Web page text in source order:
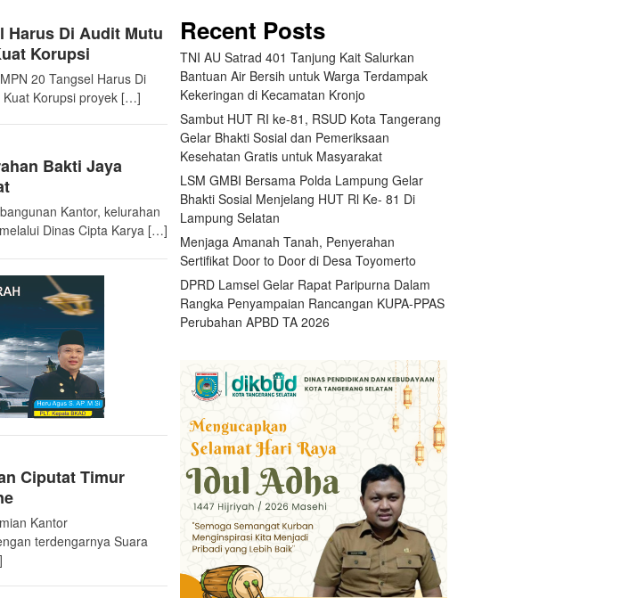
Harus Di Audit Mutu
Korupsi
20 Tangsel Harus Di
Kuat Korupsi proyek […]
Bakti Jaya
Kantor, kelurahan
Dinas Cipta Karya […]
Ciputat Timur
Kantor
terdengarnya Suara
Recent Posts
TNI AU Satrad 401 Tanjung Kait Salurkan
Bantuan Air Bersih untuk Warga Terdampak
Kekeringan di Kecamatan Kronjo
Sambut HUT RI ke-81, RSUD Kota Tangerang
Gelar Bhakti Sosial dan Pemeriksaan
Kesehatan Gratis untuk Masyarakat
LSM GMBI Bersama Polda Lampung Gelar
Bhakti Sosial Menjelang HUT Rl Ke- 81 Di
Lampung Selatan
Menjaga Amanah Tanah, Penyerahan
Sertifikat Door to Door di Desa Toyomerto
DPRD Lamsel Gelar Rapat Paripurna Dalam
Rangka Penyampaian Rancangan KUPA-PPAS
Perubahan APBD TA 2026